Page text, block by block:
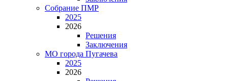
Собрание ПМР
2025
2026
Решения
Заключения
МО города Пугачева
2025
2026